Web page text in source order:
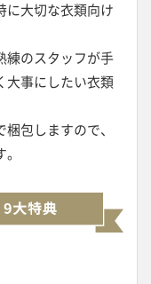
に大切な衣類向け
練のスタッフが手
大事にしたい衣類
包しますので、
ちについて
用ガイド
イバシーポリシー